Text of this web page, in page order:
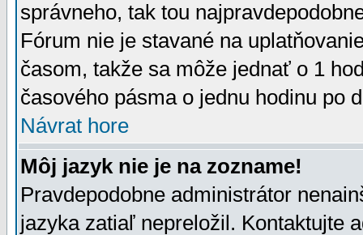
správneho, tak tou
Fórum nie je stavané na
časom, takže sa môže jednať o 1
časového pásma o jednu hodinu po
Návrat hore
Môj jazyk nie je na zozname!
Pravdepodobne administrátor
jazyka zatiaľ nepreložil. Kontaktujte